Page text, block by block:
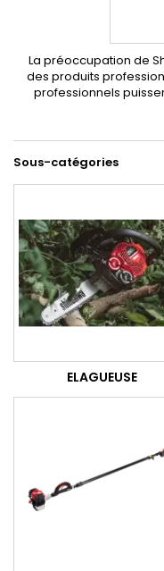
La préoccupation de
des produits
professionnels
Sous-catégories
ELAGUEUSE